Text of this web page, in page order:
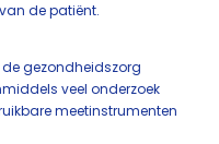
de patiënt.
gezondheidszorg
veel onderzoek
meetinstrumenten